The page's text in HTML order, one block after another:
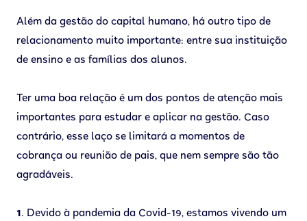
Além da gestão do capital humano, há outro tipo de
relacionamento muito importante: entre sua instituição
de ensino e as famílias dos alunos.
Ter uma boa relação é um dos pontos de atenção mais
importantes para estudar e aplicar na gestão. Caso
contrário, esse laço se limitará a momentos de
cobrança ou reunião de pais, que nem sempre são tão
agradáveis.
1. Devido à pandemia da Covid-19, estamos vivendo um